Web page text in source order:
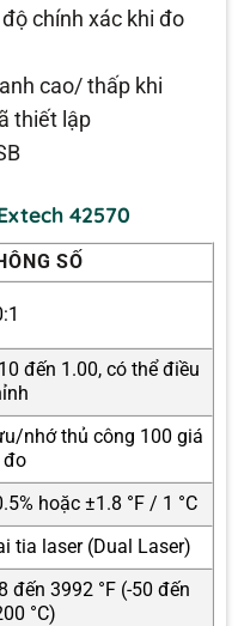
chính xác khi đo
cao/ thấp khi
thiết lập
42570
SỐ
đến 1.00, có thể điều
nhớ thủ công 100 giá
đo
hoặc ±1.8 °F / 1 °C
tia laser (Dual Laser)
đến 3992 °F (-50 đến
°C)